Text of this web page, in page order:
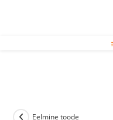
Eelmine toode